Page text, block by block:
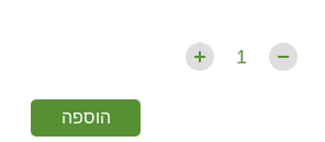
הוספה